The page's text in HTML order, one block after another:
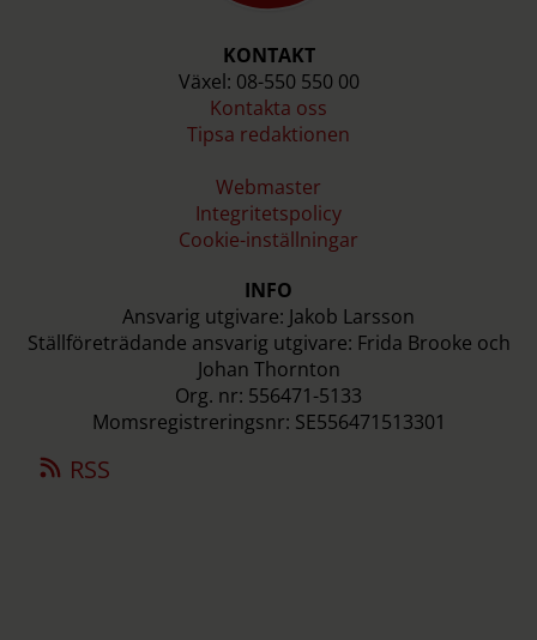
KONTAKT
Växel: 08-550 550 00
Kontakta oss
Tipsa redaktionen
Webmaster
Integritetspolicy
Cookie-inställningar
INFO
Ansvarig utgivare: Jakob Larsson
Ställföreträdande ansvarig utgivare: Frida Brooke och
Johan Thornton
Org. nr: 556471-5133
Momsregistreringsnr: SE556471513301
RSS